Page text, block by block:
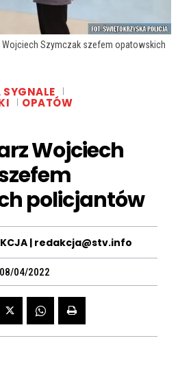
Wojciech Szymczak szefem opatowskich
SYGNALE
OPATÓW
Wojciech
policjantów
| redakcja@stv.info
08/04/2022